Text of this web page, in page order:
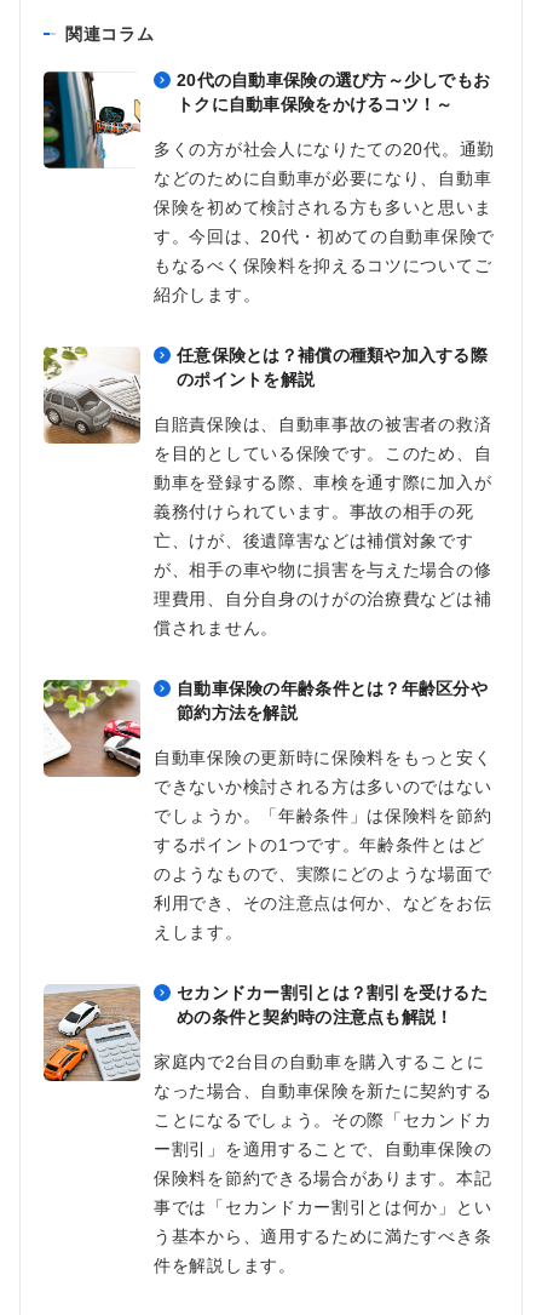
関連コラム
20代の自動車保険の選び方～少しでもお
トクに自動車保険をかけるコツ！～
多くの方が社会人になりたての20代。通勤
などのために自動車が必要になり、自動車
保険を初めて検討される方も多いと思いま
す。今回は、20代・初めての自動車保険で
もなるべく保険料を抑えるコツについてご
紹介します。
任意保険とは？補償の種類や加入する際
のポイントを解説
自賠責保険は、自動車事故の被害者の救済
を目的としている保険です。このため、自
動車を登録する際、車検を通す際に加入が
義務付けられています。事故の相手の死
亡、けが、後遺障害などは補償対象です
が、相手の車や物に損害を与えた場合の修
理費用、自分自身のけがの治療費などは補
償されません。
自動車保険の年齢条件とは？年齢区分や
節約方法を解説
自動車保険の更新時に保険料をもっと安く
できないか検討される方は多いのではない
でしょうか。「年齢条件」は保険料を節約
するポイントの1つです。年齢条件とはど
のようなもので、実際にどのような場面で
利用でき、その注意点は何か、などをお伝
えします。
セカンドカー割引とは？割引を受けるた
めの条件と契約時の注意点も解説！
家庭内で2台目の自動車を購入することに
なった場合、自動車保険を新たに契約する
ことになるでしょう。その際「セカンドカ
ー割引」を適用することで、自動車保険の
保険料を節約できる場合があります。本記
事では「セカンドカー割引とは何か」とい
う基本から、適用するために満たすべき条
件を解説します。